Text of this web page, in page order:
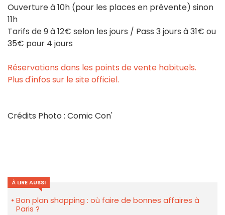
Ouverture à 10h (pour les places en prévente) sinon
11h
Tarifs de 9 à 12€ selon les jours / Pass 3 jours à 31€ ou
35€ pour 4 jours
Réservations dans les points de vente habituels.
Plus d'infos sur le site officiel.
Crédits Photo : Comic Con'
À LIRE AUSSI
Bon plan shopping : où faire de bonnes affaires à
Paris ?